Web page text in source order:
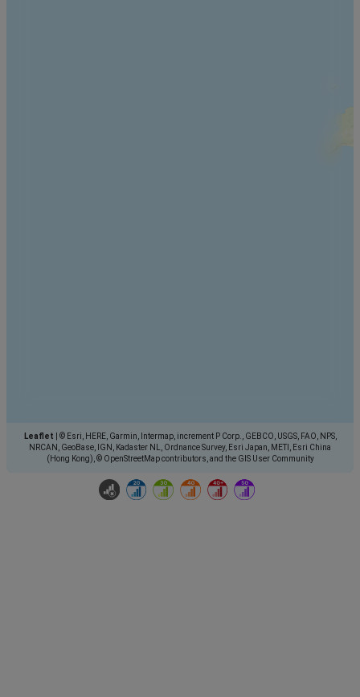
Leaflet
© Esri, HERE, Garmin, Intermap, increment P Corp., GEBCO, USGS, FAO, NPS,
NRCAN, GeoBase, IGN, Kadaster NL, Ordnance Survey, Esri Japan, METI, Esri China
(Hong Kong), © OpenStreetMap contributors, and the GIS User Community